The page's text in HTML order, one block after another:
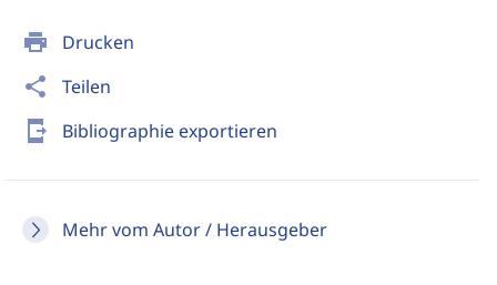
print Drucken
share Teilen
send_to_mobile Bibliographie exportieren
Mehr vom Autor / Herausgeber